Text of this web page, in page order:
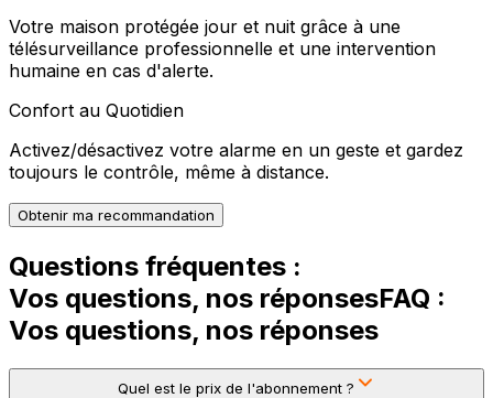
Votre maison protégée jour et nuit grâce à une
télésurveillance professionnelle et une intervention
humaine en cas d'alerte.
Confort au Quotidien
Activez/désactivez votre alarme en un geste et gardez
toujours le contrôle, même à distance.
Obtenir ma recommandation
Questions fréquentes :
Vos questions, nos réponsesFAQ :
Vos questions, nos réponses
Quel est le prix de l'abonnement ?